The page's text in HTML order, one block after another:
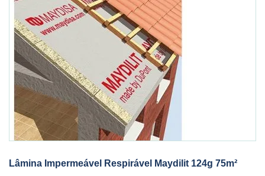
Lâmina Impermeável Respirável Maydilit 124g 75m²